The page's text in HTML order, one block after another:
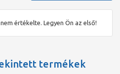
értékelte. Legyen Ön az első!
termékek